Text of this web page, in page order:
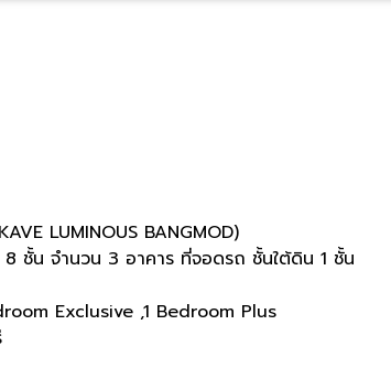
LUMINOUS BANGMOD)
ชั้น จำนวน 3 อาคาร ที่จอดรถ ชั้นใต้ดิน 1 ชั้น
Exclusive ,1 Bedroom Plus